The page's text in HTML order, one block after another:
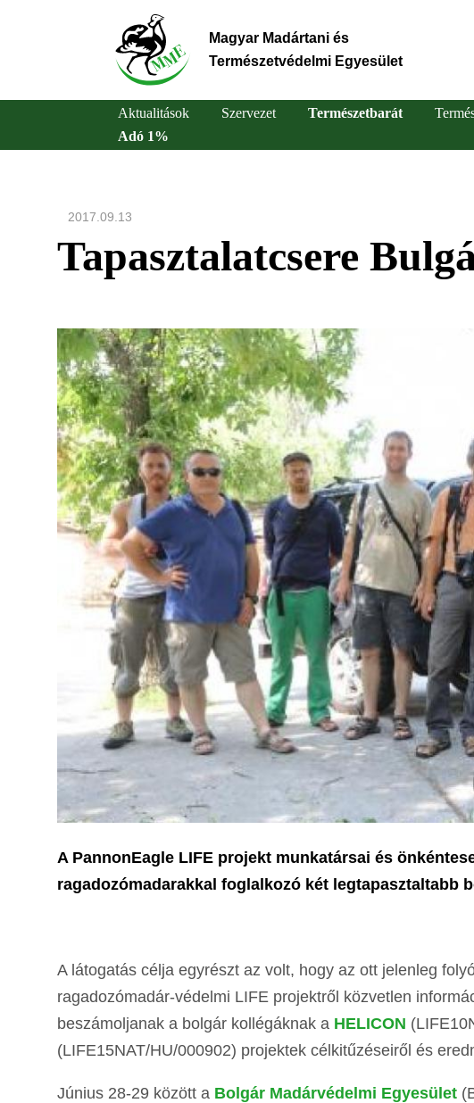
Magyar Madártani és
Természetvédelmi Egyesület
Main
navigation
Aktualitások Szervezet Természetbarát
Adó 1%
2017.09.13
Tapasztalatcsere
A PannonEagle LIFE projekt munkatársai és
ragadozómadarakkal foglalkozó két legtapasztaltabb
A látogatás célja egyrészt az volt, hogy az ott jelenleg
ragadozómadár-védelmi LIFE projektről közvetlen
beszámoljanak a bolgár kollégáknak a HELICON
(LIFE15NAT/HU/000902) projektek célkitűzéseiről és
Június 28-29 között a Bolgár Madárvédelmi Egyesület